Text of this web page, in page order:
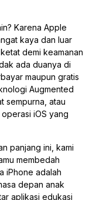
Karena Apple
kaya dan luar
demi keamanan
ada duanya di
maupun gratis
Augmented
sempurna, atau
iOS yang
panjang ini, kami
membedah
iPhone adalah
depan anak
aplikasi edukasi